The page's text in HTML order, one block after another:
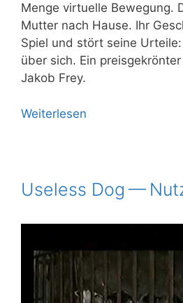
Men­ge vir­tu­el­le Bewe­gung.
Mut­ter nach Hau­se. Ihr
Spiel und stört sei­ne
über sich. Ein
Jakob Frey.
Wei­ter­le­sen
Useless Dog —